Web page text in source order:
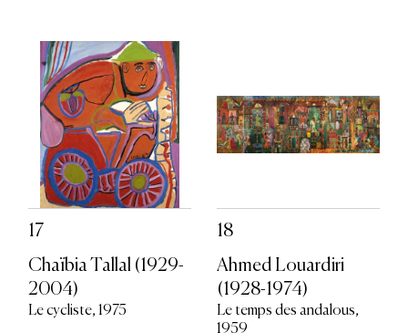
17
Chaïbia Tallal (1929-
2004)
Le cycliste, 1975
18
Ahmed Louardiri
(1928-1974)
Le temps des andalous,
1959